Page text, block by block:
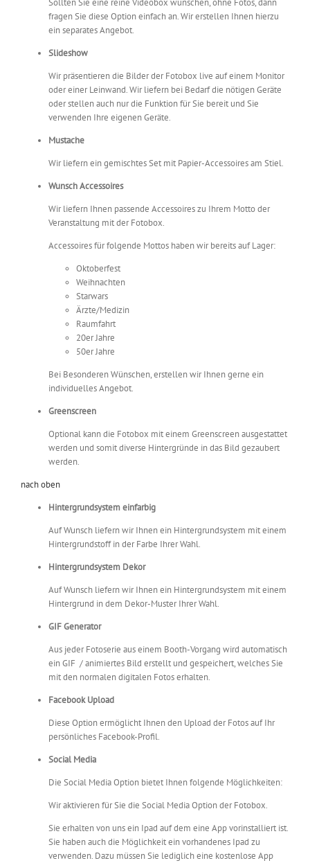
Sollten Sie eine reine Videobox wünschen, ohne Fotos, dann
fragen Sie diese Option einfach an. Wir erstellen Ihnen hierzu
ein separates Angebot.
Slideshow
Wir präsentieren die Bilder der Fotobox live auf einem Monitor
oder einer Leinwand. Wir liefern bei Bedarf die nötigen Geräte
oder stellen auch nur die Funktion für Sie bereit und Sie
verwenden Ihre eigenen Geräte.
Mustache
Wir liefern ein gemischtes Set mit Papier-Accessoires am Stiel.
Wunsch Accessoires
Wir liefern Ihnen passende Accessoires zu Ihrem Motto der
Veranstaltung mit der Fotobox.
Accessoires für folgende Mottos haben wir bereits auf Lager:
Oktoberfest
Weihnachten
Starwars
Ärzte/Medizin
Raumfahrt
20er Jahre
50er Jahre
Bei Besonderen Wünschen, erstellen wir Ihnen gerne ein
individuelles Angebot.
Greenscreen
Optional kann die Fotobox mit einem Greenscreen ausgestattet
werden und somit diverse Hintergründe in das Bild gezaubert
werden.
nach oben
Hintergrundsystem einfarbig
Auf Wunsch liefern wir Ihnen ein Hintergrundsystem mit einem
Hintergrundstoff in der Farbe Ihrer Wahl.
Hintergrundsystem Dekor
Auf Wunsch liefern wir Ihnen ein Hintergrundsystem mit einem
Hintergrund in dem Dekor-Muster Ihrer Wahl.
GIF Generator
Aus jeder Fotoserie aus einem Booth-Vorgang wird automatisch
ein GIF / animiertes Bild erstellt und gespeichert, welches Sie
mit den normalen digitalen Fotos erhalten.
Facebook Upload
Diese Option ermöglicht Ihnen den Upload der Fotos auf Ihr
persönliches Facebook-Profil.
Social Media
Die Social Media Option bietet Ihnen folgende Möglichkeiten:
Wir aktivieren für Sie die Social Media Option der Fotobox.
Sie erhalten von uns ein Ipad auf dem eine App vorinstalliert ist.
Sie haben auch die Möglichkeit ein vorhandenes Ipad zu
verwenden. Dazu müssen Sie lediglich eine kostenlose App